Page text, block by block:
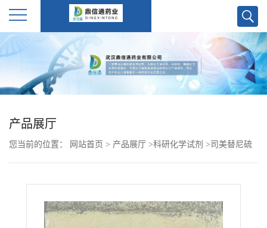
公
产品展厅
您当前的位置： 网站首页 > 产品展厅 >科研化学试剂 >司美替尼硫